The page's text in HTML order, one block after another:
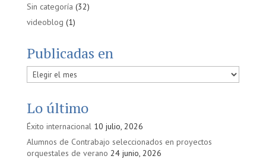
Sin categoría (32)
videoblog (1)
Publicadas en
Publicadas
en
Lo último
Éxito internacional 10 julio, 2026
Alumnos de Contrabajo seleccionados en proyectos
orquestales de verano 24 junio, 2026